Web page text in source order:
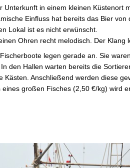
in einem kleinen Küstenort
Einfluss hat bereits das Bier
Lokal ist es nicht erwünscht.
Ohren recht melodisch. Der
legen gerade an. Sie
den Hallen warten bereits die
Kästen. Anschließend werden diese
großen Fisches (2,50 €/kg) wird